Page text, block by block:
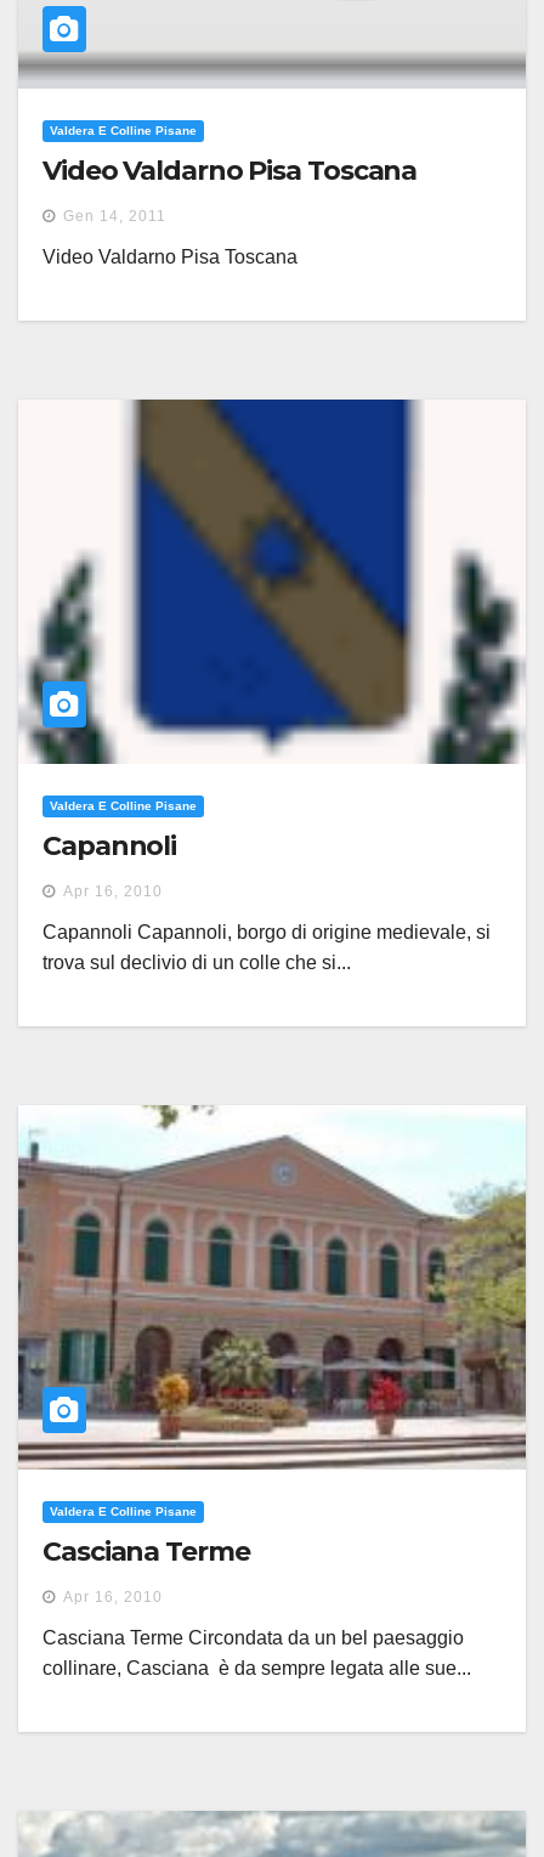
Valdera E Colline Pisane
Video Valdarno Pisa Toscana
Gen 14, 2011
Video Valdarno Pisa Toscana
Valdera E Colline Pisane
Capannoli
Apr 16, 2010
Capannoli Capannoli, borgo di origine medievale, si
trova sul declivio di un colle che si...
Valdera E Colline Pisane
Casciana Terme
Apr 16, 2010
Casciana Terme Circondata da un bel paesaggio
collinare, Casciana è da sempre legata alle sue...